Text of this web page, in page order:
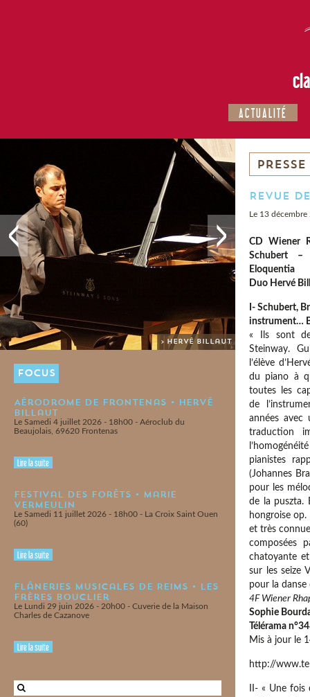
ACTUALITÉ
> Hervé Billaut
FOCUS
Aérodrome de Frontenas • Hervé
Billaut
Le Samedi 4 juillet 2026 - 18h00 - Aéroclub du
Beaujolais, 69620 Frontenas
Lire la suite
Festival des Forêts • Marie
Vermeulin
Le Samedi 11 juillet 2026 - 18h00 - La Croix Saint Ouen
(60)
Lire la suite
Flâneries Musicales de Reims • Les
Frères Bouclier
Le Lundi 29 juin 2026 - 20h00 - Cuverie de la Maison
Charles de Cazanove
Lire la suite
PRESSE
Revue
Le 13 décembre
CD Wiener
Schubert
Eloquentia
Duo Hervé
I- Schubert,
instrument…
« Ils sont
Steinway.
l’élève
du piano à
toutes les
de
années avec
traduction
pianistes
(Johannes
pour les
de la puszta.
hongroise
et très
composées
chatoyante
sur les seize
pour la danse
4F Wiener
Sophie
Télérama
Mis à jour le
http://
II- « Une